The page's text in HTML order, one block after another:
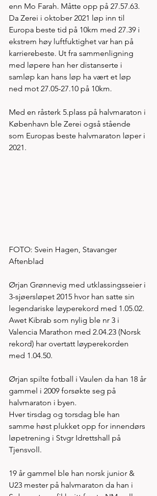
enn Mo Farah. Måtte opp på 27.57.63.
Da Zerei i oktober 2021 løp inn til
Europa beste tid på 10km med 27.39 i
ekstrem høy luftfuktighet var han på
karrierebeste. Ut fra sammenligning
med løpere han her distanserte i
samløp kan hans løp ha vært et løp
ned mot 27.05-27.10 på 10km.
Med en råsterk 5.plass på halvmaraton i
København ble Zerei også stående
som Europas beste halvmaraton løper i
2021.
FOTO: Svein Hagen, Stavanger
Aftenblad
Ørjan Grønnevig med utklassingsseier i
3-sjøersløpet 2015 hvor han satte sin
legendariske løyperekord med 1.05.02.
Awet Kibrab som nylig ble nr 3 i
Valencia Marathon med 2.04.23 (Norsk
rekord) har overtatt løyperekorden
med 1.04.50.
Ørjan spilte fotball i Vaulen da han 18 år
gammel i 2009 forsøkte seg på
halvmaraton i byen.
Hver tirsdag og torsdag ble han
samme høst plukket opp for innendørs
løpetrening i Stvgr Idrettshall på
Tjensvoll.
19 år gammel ble han norsk junior &
U23 mester på halvmaraton da han i